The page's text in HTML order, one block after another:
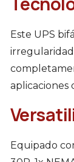
Este UPS
aplicaciones
Equipado